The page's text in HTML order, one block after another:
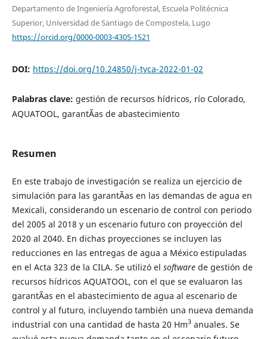
Departamento de Ingeniería Agroforestal, Escuela Politécnica
Superior, Universidad de Santiago de Compostela, Lugo
https://orcid.org/0000-0003-4305-1521
DOI: https://doi.org/10.24850/j-tyca-2022-01-02
Palabras clave: gestión de recursos hídricos, río Colorado,
AQUATOOL, garantÃ­as de abastecimiento
Resumen
En este trabajo de investigación se realiza un ejercicio de
simulación para las garantÃ­as en las demandas de agua en
Mexicali, considerando un escenario de control con periodo
del 2005 al 2018 y un escenario futuro con proyección del
2020 al 2040. En dichas proyecciones se incluyen las
reducciones en las entregas de agua a México estipuladas
en el Acta 323 de la CILA. Se utilizó el softwarede gestión de
recursos hídricos AQUATOOL, con el que se evaluaron las
garantÃ­as en el abastecimiento de agua al escenario de
control y al futuro, incluyendo también una nueva demanda
industrial con una cantidad de hasta 20 Hm3anuales. Se